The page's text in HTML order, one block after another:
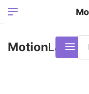
Ваш регион
Выберите
MotionLamps